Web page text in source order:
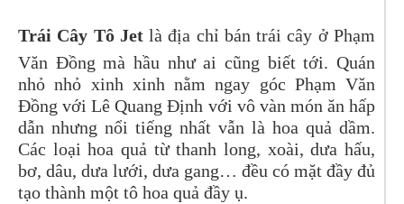
Trái Cây Tô Jetlà địa chỉ bán trái cây ở Phạm
Văn Đồng mà hầu như ai cũng biết tới. Quán
nhỏ nhỏ xinh xinh nằm ngay góc Phạm Văn
Đồng với Lê Quang Định với vô vàn món ăn hấp
dẫn nhưng nổi tiếng nhất vẫn là hoa quả dầm.
Các loại hoa quả từ thanh long, xoài, dưa hấu,
bơ, dâu, dưa lưới, dưa gang… đều có mặt đầy đủ
tạo thành một tô hoa quả đầy ụ.